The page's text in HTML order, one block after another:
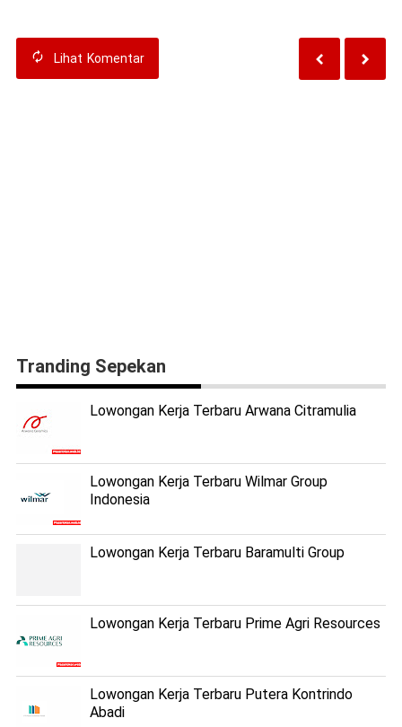
Lihat Komentar
Tranding Sepekan
Lowongan Kerja Terbaru Arwana Citramulia
Lowongan Kerja Terbaru Wilmar Group
Indonesia
Lowongan Kerja Terbaru Baramulti Group
Lowongan Kerja Terbaru Prime Agri Resources
Lowongan Kerja Terbaru Putera Kontrindo
Abadi